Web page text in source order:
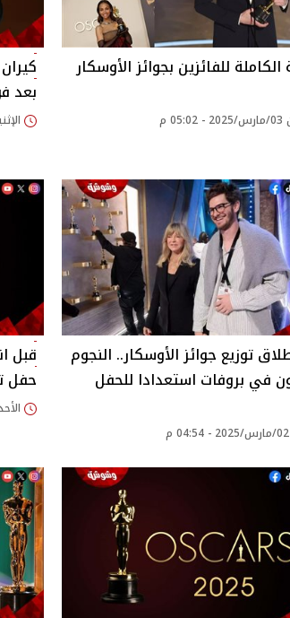
الكاملة للفائزين بجوائز الأوسكار
م
بعد
الإثنين 03/مارس/
توزيع جوائز الأوسكار.. النجوم
في بروفات استعدادا للحفل
قبل
حفل
الأحد 02/مارس/2025